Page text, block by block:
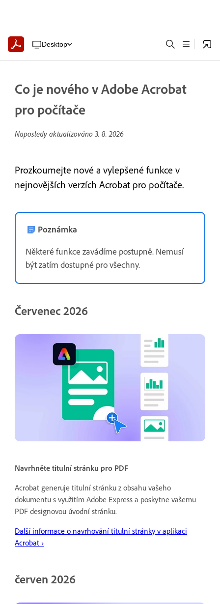
Desktop
Co je nového v Adobe Acrobat
pro počítače
Naposledy aktualizováno 3. 8. 2026
Prozkoumejte nové a vylepšené funkce v
nejnovějších verzích Acrobat pro počítače.
Poznámka
Některé funkce zavádíme postupně. Nemusí
být zatím dostupné pro všechny.
Červenec 2026
Navrhněte titulní stránku pro PDF
Acrobat generuje titulní stránku z obsahu vašeho
dokumentu s využitím Adobe Express a poskytne vašemu
PDF designovou úvodní stránku.
Další informace o navrhování titulní stránky v aplikaci
Acrobat ›
červen 2026